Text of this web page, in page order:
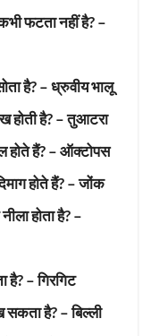
फटता नहीं है? –
है? –ध्रुवीय भालू
होती है? –तुआटरा
होते हैं? –ऑक्टोपस
होते हैं? –जोंक
होता है? –
है? –गिरगिट
सकता है? –बिल्ली